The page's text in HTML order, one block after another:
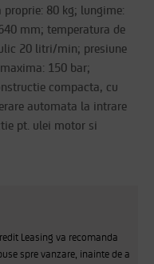
80 kg; lungime:
mm; temperatura de
20 litri/min; presiune
150 bar;
compacta, cu
automata la intrare
pt. ulei motor si
Leasing va recomanda
spre vanzare, inainte de a